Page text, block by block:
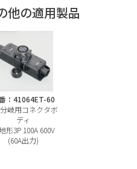
他の適用製品
：41064ET-60
岐用コネクタボ
ディ
形3P 100A 600V
(60A出力)